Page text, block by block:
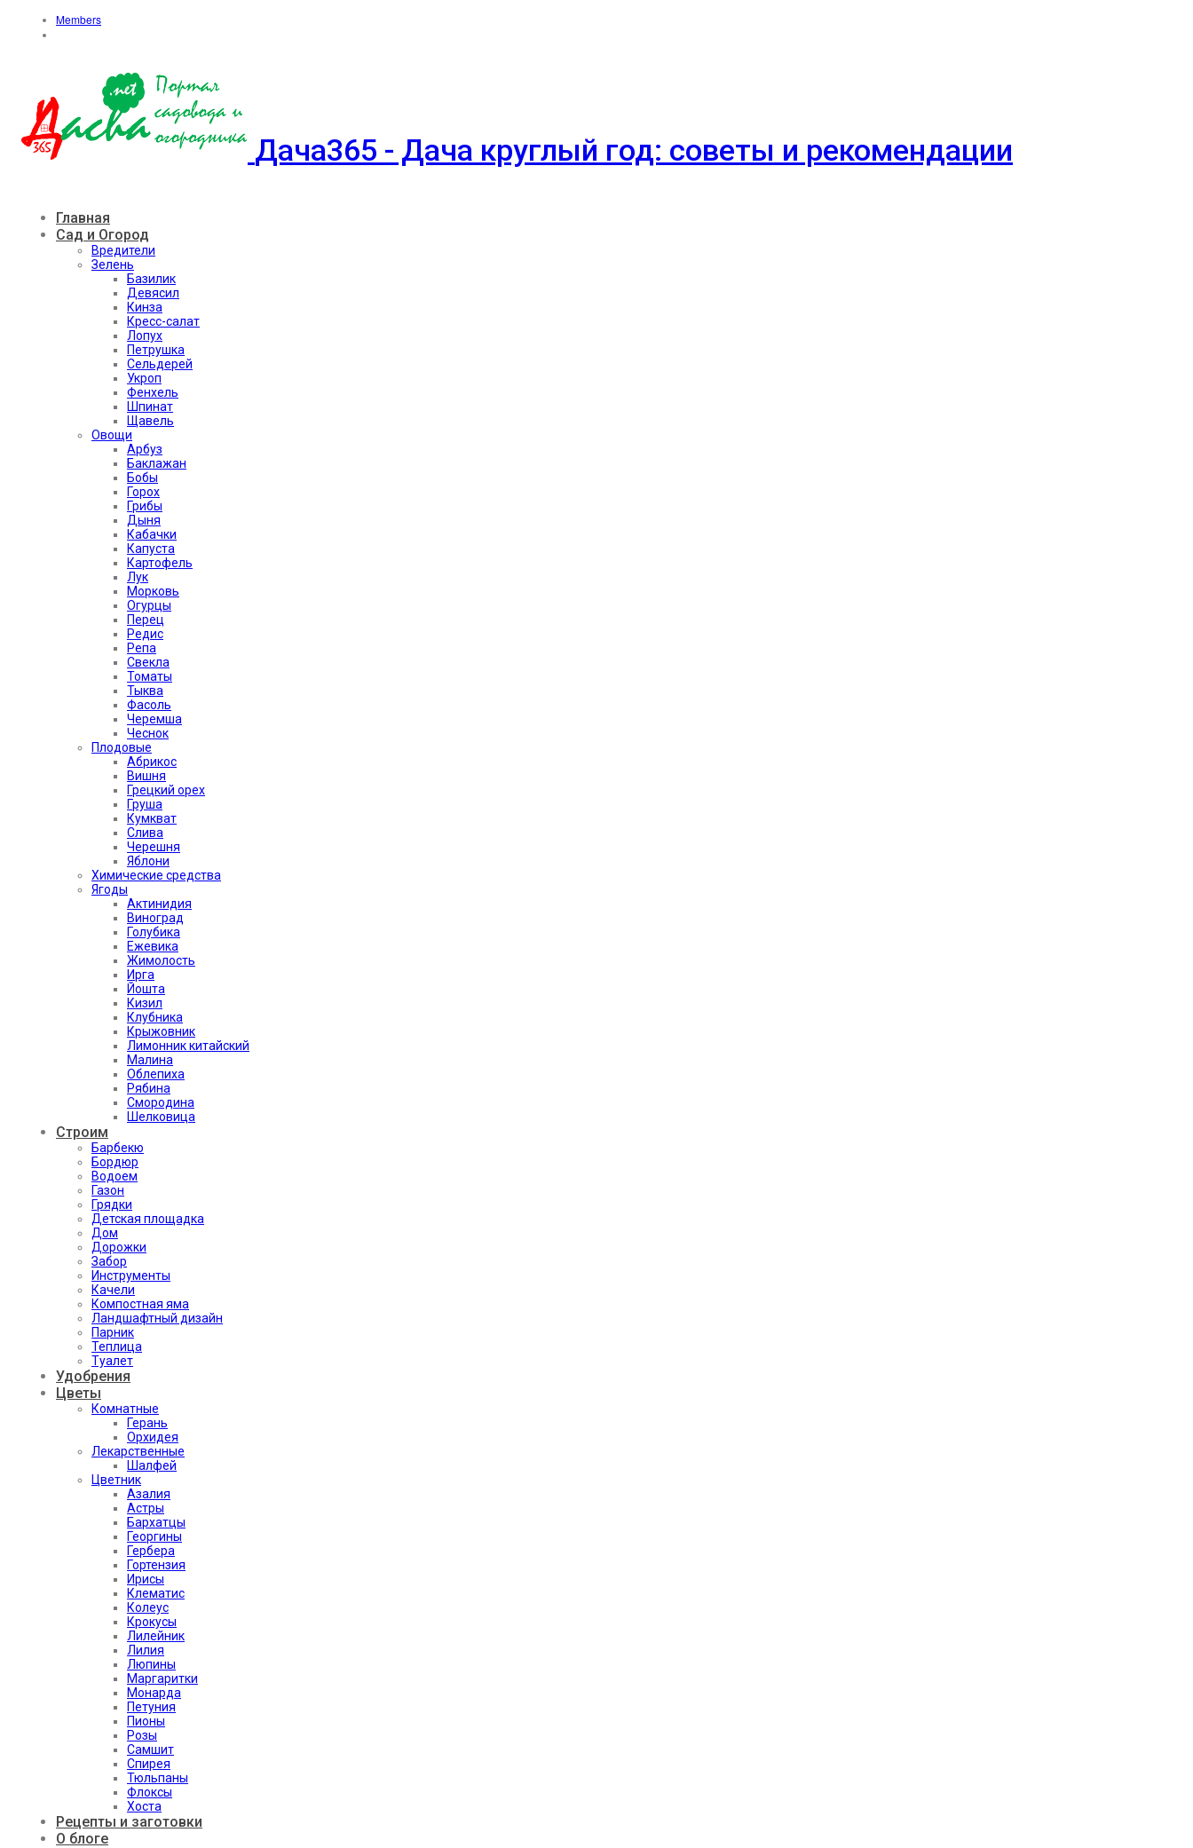
Members
Дача365 - Дача круглый год: советы и рекомендации
Главная
Сад и Огород
Вредители
Зелень
Базилик
Девясил
Кинза
Кресс-салат
Лопух
Петрушка
Сельдерей
Укроп
Фенхель
Шпинат
Щавель
Овощи
Арбуз
Баклажан
Бобы
Горох
Грибы
Дыня
Кабачки
Капуста
Картофель
Лук
Морковь
Огурцы
Перец
Редис
Репа
Свекла
Томаты
Тыква
Фасоль
Черемша
Чеснок
Плодовые
Абрикос
Вишня
Грецкий орех
Груша
Кумкват
Слива
Черешня
Яблони
Химические средства
Ягоды
Актинидия
Виноград
Голубика
Ежевика
Жимолость
Ирга
Йошта
Кизил
Клубника
Крыжовник
Лимонник китайский
Малина
Облепиха
Рябина
Смородина
Шелковица
Строим
Барбекю
Бордюр
Водоем
Газон
Грядки
Детская площадка
Дом
Дорожки
Забор
Инструменты
Качели
Компостная яма
Ландшафтный дизайн
Парник
Теплица
Туалет
Удобрения
Цветы
Комнатные
Герань
Орхидея
Лекарственные
Шалфей
Цветник
Азалия
Астры
Бархатцы
Георгины
Гербера
Гортензия
Ирисы
Клематис
Колеус
Крокусы
Лилейник
Лилия
Люпины
Маргаритки
Монарда
Петуния
Пионы
Розы
Самшит
Спирея
Тюльпаны
Флоксы
Хоста
Рецепты и заготовки
О блоге